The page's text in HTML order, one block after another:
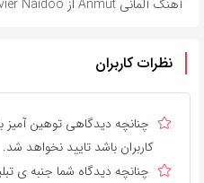
آهنگ آلمانی ​​Anmut از Xavier Naidoo به همراه متن و ترجمه مجزا
نظرات کاربران
چنانچه دیدگاهی توهین آمیز
کاربران باشد تایید نخواهد شد.
چنانچه دیدگاه شما جنبه ی